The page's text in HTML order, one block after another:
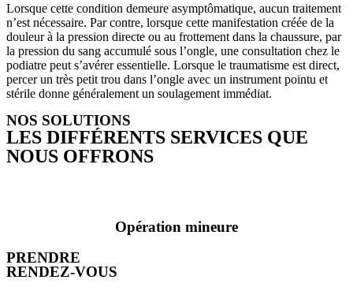
Lorsque cette condition demeure asymptômatique, aucun traitement
n’est nécessaire. Par contre, lorsque cette manifestation créée de la
douleur à la pression directe ou au frottement dans la chaussure, par
la pression du sang accumulé sous l’ongle, une consultation chez le
podiatre peut s’avérer essentielle. Lorsque le traumatisme est direct,
percer un très petit trou dans l’ongle avec un instrument pointu et
stérile donne généralement un soulagement immédiat.
NOS SOLUTIONS
LES DIFFÉRENTS SERVICES QUE
NOUS OFFRONS
Opération mineure
PRENDRE
RENDEZ-VOUS